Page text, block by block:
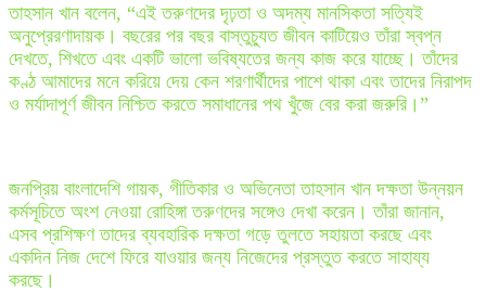
তাহসান খান বলেন, “এই তরুণদের দৃঢ়তা ও অদম্য মানসিকতা সত্যিই
অনুপ্রেরণাদায়ক। বছরের পর বছর বাস্তুচ্যুত জীবন কাটিয়েও তাঁরা স্বপ্ন
দেখতে, শিখতে এবং একটি ভালো ভবিষ্যতের জন্য কাজ করে যাচ্ছে। তাঁদের
কণ্ঠ আমাদের মনে করিয়ে দেয় কেন শরণার্থীদের পাশে থাকা এবং তাদের নিরাপদ
ও মর্যাদাপূর্ণ জীবন নিশ্চিত করতে সমাধানের পথ খুঁজে বের করা জরুরি।”
জনপ্রিয় বাংলাদেশি গায়ক, গীতিকার ও অভিনেতা তাহসান খান দক্ষতা উন্নয়ন
কর্মসূচিতে অংশ নেওয়া রোহিঙ্গা তরুণদের সঙ্গেও দেখা করেন। তাঁরা জানান,
এসব প্রশিক্ষণ তাদের ব্যবহারিক দক্ষতা গড়ে তুলতে সহায়তা করছে এবং
একদিন নিজ দেশে ফিরে যাওয়ার জন্য নিজেদের প্রস্তুত করতে সাহায্য
করছে।